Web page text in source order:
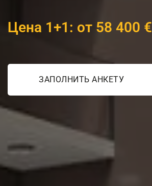
Цена 1+1: от 58 400 €
ЗАПОЛНИТЬ АНКЕТУ